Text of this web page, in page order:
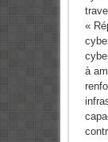
«
à